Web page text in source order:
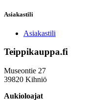
Asiakastili
Asiakastili
Teippikauppa.fi
Museontie 27
39820 Kihniö
Aukioloajat